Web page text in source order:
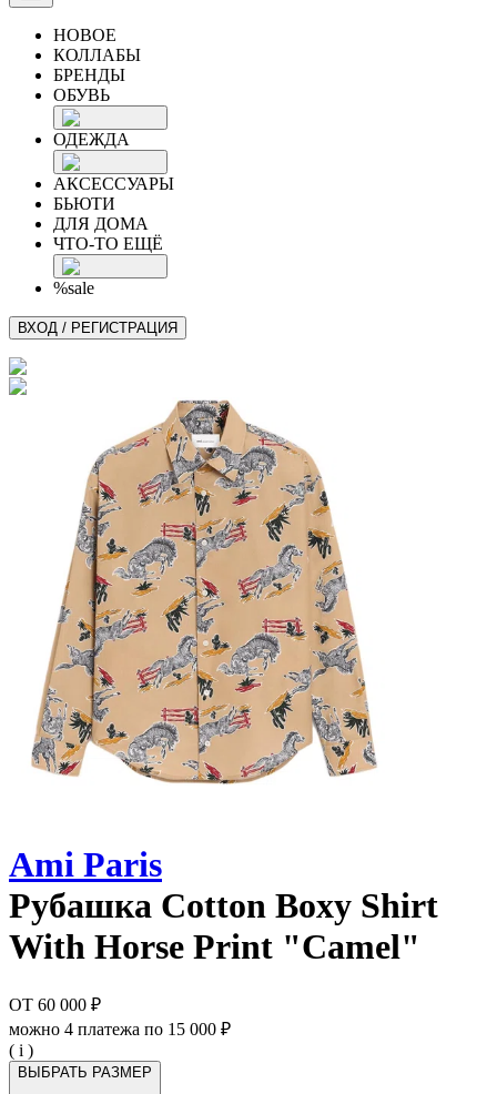
НОВОЕ
КОЛЛАБЫ
БРЕНДЫ
ОБУВЬ
ОДЕЖДА
АКСЕССУАРЫ
БЬЮТИ
ДЛЯ ДОМА
ЧТО-ТО ЕЩЁ
%sale
ВХОД / РЕГИСТРАЦИЯ
Ami Paris
Рубашка Cotton Boxy Shirt
With Horse Print "Camel"
ОТ 60 000 ₽
можно 4 платежа по 15 000 ₽
( i )
ВЫБРАТЬ РАЗМЕР